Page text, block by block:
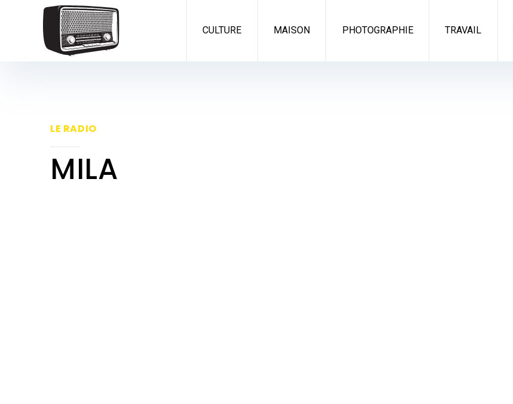
CULTURE MAISON PHOTOGRAPHIE TRAVAIL
LE RADIO
MILA